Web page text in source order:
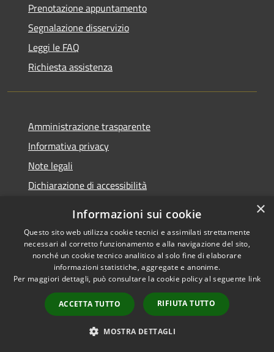
Prenotazione appuntamento
Segnalazione disservizio
Leggi le FAQ
Richiesta assistenza
Amministrazione trasparente
Informativa privacy
Note legali
Dichiarazione di accessibilità
Accessibilità
Copyright © 2026 • Comune di
Viano • Powered by
Municipium•Accesso
redazione
×
Informazioni sui cookie
Questo sito web utilizza cookie tecnici e assimilati strettamente
necessari al corretto funzionamento e alla navigazione del sito,
nonché un cookie tecnico analitico al solo fine di elaborare
informazioni statistiche, aggregate e anonime.
Per maggiori dettagli, può consultare la cookie policy al seguente link
ACCETTA TUTTO RIFIUTA TUTTO
MOSTRA DETTAGLI